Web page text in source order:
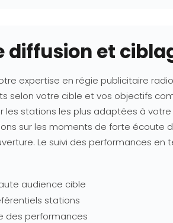
diffusion et
expertise en régie publicitaire
selon votre cible et vos objectifs
stations les plus adaptées à
sur les moments de forte écoute
Le suivi des performances
audience cible
stations
des performances